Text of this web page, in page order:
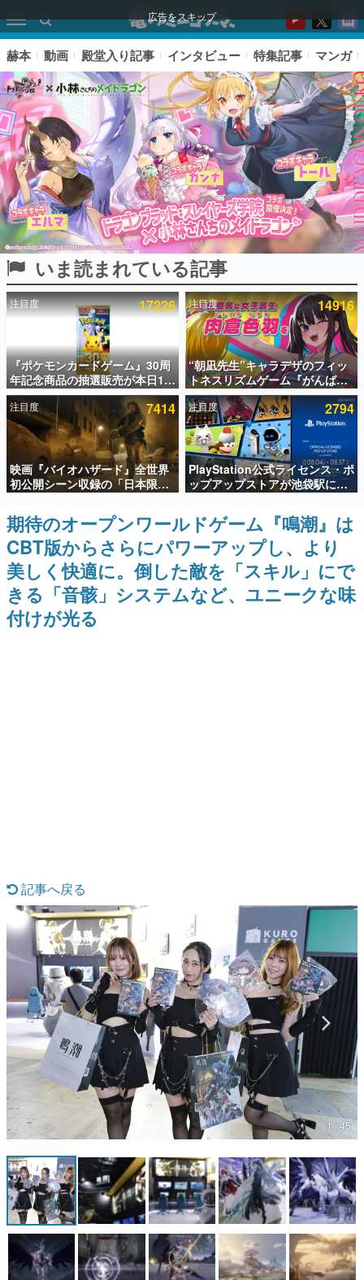
広告をスキップ
ピックアップ
電ファミのいま読まれている記事ランキング
アプリセール情報
インタビュー
連載・特集一覧
殿堂入り記事
SNS拡散数が数千以上！ ページビュー数万以上！ などな
ど。多くの人々に読まれた、電ファミ渾身の“殿堂入り”記
事をまとめました。
ゲームの企画書
名作ゲームクリエイターの方々に製作時のエピソードをお
聞きし、ヒットする企画（ゲーム）とは何か？を探ってい
きます。
赫本
この物語を解いてはいけない。『赫本』は、〈試験問題〉
の形をした短編ホラー小説集です。
なんでゲームは面白い？
ゲーム開発者・hamatsu氏がゲームの魅力を画面や操作の
具体的な形から解き明かしていく、硬派で骨太な評論連載
です。
ゲームが変えた日本語
「経験値」「裏技」「ラスボス」… ゲームにまつわる言葉
の起源や用法の変遷を、コンピューター文化史研究家・タ
イニーP氏が徹底調査。
カテゴリ
特集記事
マンガ
アプリレビュー
その他
電ファミニコゲーマーとは？
赫本 動画 殿堂入り記事 インタビュー 特集記事 マンガ
いま読まれている記事
注目度 17226
『ポケモンカードゲーム』30周
年記念商品の抽選販売が本日12
時より開始。拡張パック「30th
CELEBRATION」のボックス
に、「プレミアムデッキセット
エーフィ・ブラッキー」
「FUTURISTIC BOX」の計3商
品
注目度 14916
“朝凪先生”キャラデザのフィッ
トネスリズムゲーム『がんば
れ！チアリズム』Steamストア
ページが公開。キャラクターの
CVは陽向葵ゅかさん
注目度 7414
映画『バイオハザード』全世界
初公開シーン収録の「日本限
定」予告映像が解禁。バイオの
日（8月10日）にあわせて、
「ラクーンシティ総合病院」へ
行く配達人の姿が披露
注目度 2794
PlayStation公式ライセンス・ポ
ップアップストアが池袋駅にて
期間限定で開催。夏のアパレル
や『ブラッドボーン』の新作ア
イテムが登場
期待のオープンワールドゲーム『鳴潮』は
CBT版からさらにパワーアップし、より
美しく快適に。倒した敵を「スキル」にで
きる「音骸」システムなど、ユニークな味
付けが光る
記事へ戻る
1 / 45